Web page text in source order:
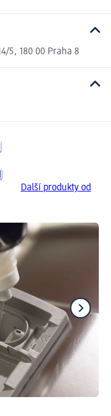
5, 180 00 Praha 8
Další produkty od